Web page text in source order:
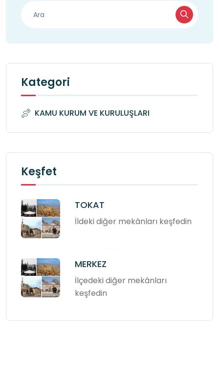
Kategori
KAMU KURUM VE KURULUŞLARI
Keşfet
TOKAT
İldeki diğer mekânları keşfedin
MERKEZ
İlçedeki diğer mekânları
keşfedin